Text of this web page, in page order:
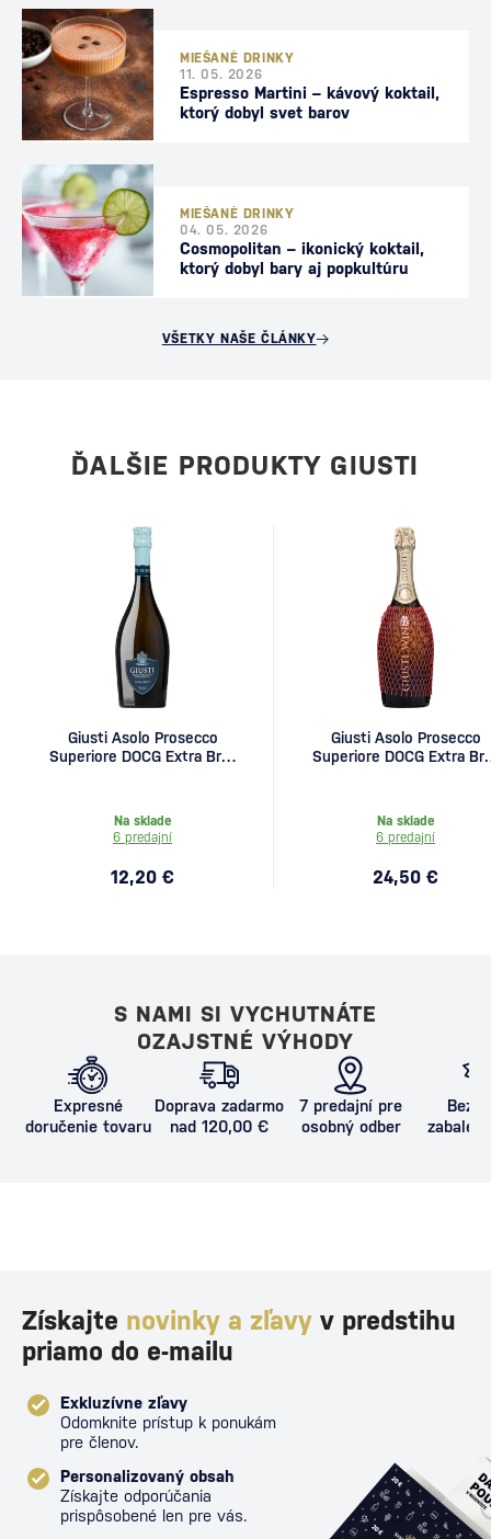
MIEŠANÉ DRINKY
11. 05. 2026
Espresso Martini – kávový koktail,
ktorý dobyl svet barov
MIEŠANÉ DRINKY
04. 05. 2026
Cosmopolitan – ikonický koktail,
ktorý dobyl bary aj popkultúru
VŠETKY NAŠE ČLÁNKY
ĎALŠIE PRODUKTY GIUSTI
Giusti Asolo Prosecco
Superiore DOCG Extra Brut
Na sklade
6 predajní
12,20 €
Giusti Asolo Prosecco
Superiore DOCG Extra
Na sklade
6 predajní
24,50 €
S NAMI SI VYCHUTNÁTE
OZAJSTNÉ VÝHODY
Expresné
doručenie tovaru
Doprava zadarmo
nad 120,00 €
7 predajní pre
osobný odber
Získajte novinky a zľavy v predstihu
priamo do e-mailu
Exkluzívne zľavy
Odomknite prístup k ponukám
pre členov.
Personalizovaný obsah
Získajte odporúčania
prispôsobené len pre vás.